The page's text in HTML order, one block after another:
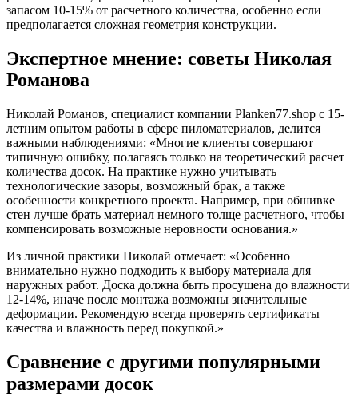
запасом 10-15% от расчетного количества, особенно если
предполагается сложная геометрия конструкции.
Экспертное мнение: советы Николая
Романова
Николай Романов, специалист компании Planken77.shop с 15-
летним опытом работы в сфере пиломатериалов, делится
важными наблюдениями: «Многие клиенты совершают
типичную ошибку, полагаясь только на теоретический расчет
количества досок. На практике нужно учитывать
технологические зазоры, возможный брак, а также
особенности конкретного проекта. Например, при обшивке
стен лучше брать материал немного толще расчетного, чтобы
компенсировать возможные неровности основания.»
Из личной практики Николай отмечает: «Особенно
внимательно нужно подходить к выбору материала для
наружных работ. Доска должна быть просушена до влажности
12-14%, иначе после монтажа возможны значительные
деформации. Рекомендую всегда проверять сертификаты
качества и влажность перед покупкой.»
Сравнение с другими популярными
размерами досок